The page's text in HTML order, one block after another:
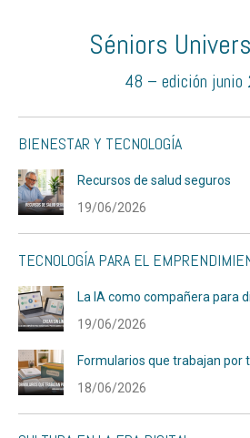
Séniors
48 – edición junio
BIENESTAR Y TECNOLOGÍA
Recursos de salud seguros
19/06/2026
TECNOLOGÍA PARA EL
La IA como compañera para
19/06/2026
Formularios que trabajan por
18/06/2026